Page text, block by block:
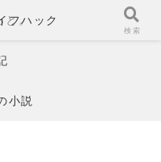
フハック
小説
と。
検索